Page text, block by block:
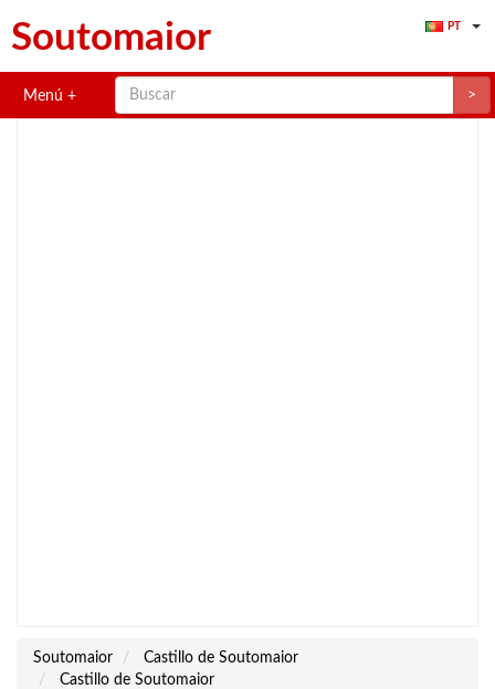
Soutomaior PT
Menú >
Soutomaior
Castillo de Soutomaior
Castillo de Soutomaior